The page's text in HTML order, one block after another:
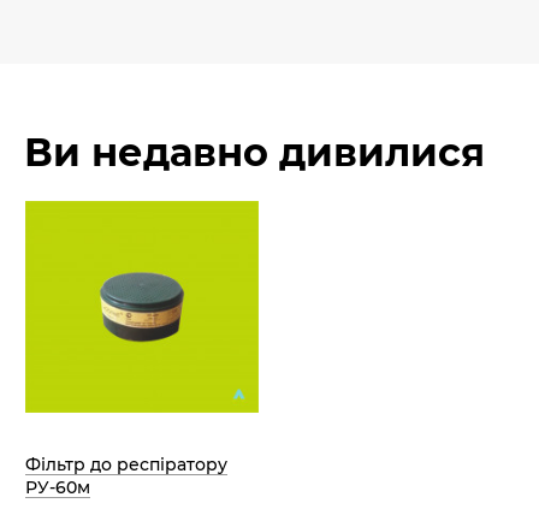
Ви недавно дивилися
Фільтр до респіратору
РУ-60м